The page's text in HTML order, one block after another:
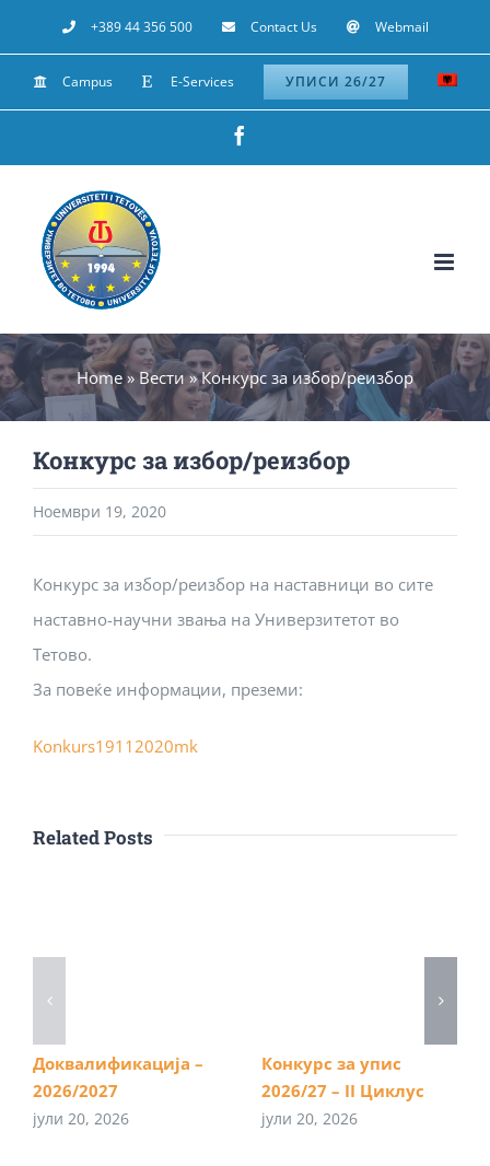
to
content
+389 44 356 500 Contact Us Webmail
Campus E-Services УПИСИ 26/27
Home »Вести»Конкурс за избор/реизбор
Конкурс за избор/реизбор
Ноември 19, 2020
Конкурс за избор/реизбор на наставници во сите
наставно-научни звања на Универзитетот во
Тетово.
За повеќе информации, преземи:
Konkurs19112020mk
Related Posts
Доквалификација –
2026/2027
јули 20, 2026
Конкурс за упис
2026/27 – II Циклус
јули 20, 2026